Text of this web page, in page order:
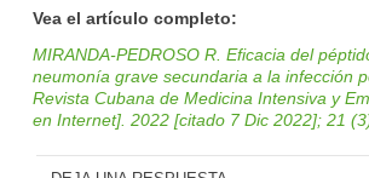
Vea el artículo completo:
MIRANDA-PEDROSO R. Eficacia del
neumonía grave secundaria a la infección
Revista Cubana de Medicina Intensiva y
en Internet]. 2022 [citado 7 Dic 2022]; 21